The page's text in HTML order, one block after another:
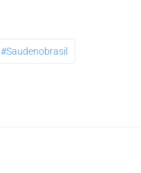
#saudenobrasil